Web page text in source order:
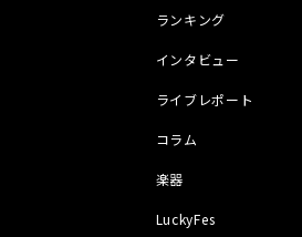
ランキング
インタビュー
ライブレポート
コラム
楽器
LuckyFes